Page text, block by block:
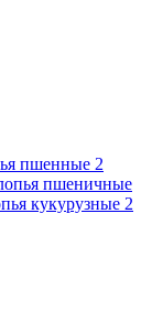
пшенные 2
пшеничные
кукурузные 2